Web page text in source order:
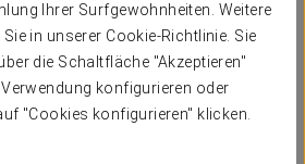
Ihrer Surfgewohnheiten. Weitere
in unserer Cookie-Richtlinie. Sie
die Schaltfläche "Akzeptieren"
konfigurieren oder
"Cookies konfigurieren" klicken.
Erlebnis
25 €